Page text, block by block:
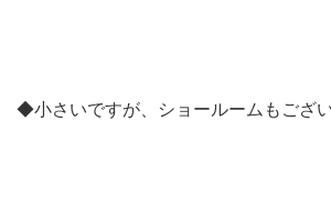
◆小さいですが、ショールームもござい